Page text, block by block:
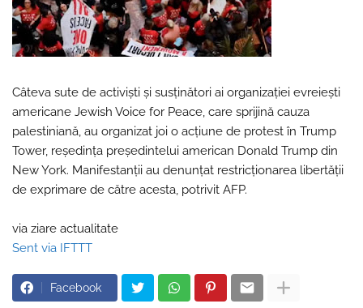
Câteva sute de activiști și susținători ai organizației evreiești
americane Jewish Voice for Peace, care sprijină cauza
palestiniană, au organizat joi o acțiune de protest în Trump
Tower, reședința președintelui american Donald Trump din
New York. Manifestanții au denunțat restricționarea libertății
de exprimare de către acesta, potrivit AFP.
via ziare actualitate
Sent via IFTTT
Facebook